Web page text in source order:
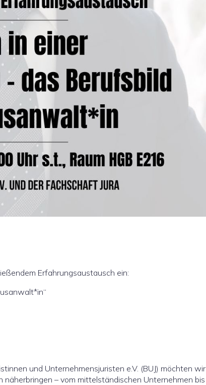
Erfahrungsaustausch ein:
und Unternehmensjuristen e.V. (BUJ) möchten wir
– vom mittelständischen Unternehmen bis